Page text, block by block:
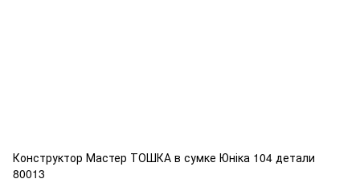
Конструктор Мастер ТОШКА в сумке Юніка 104 детали
80013